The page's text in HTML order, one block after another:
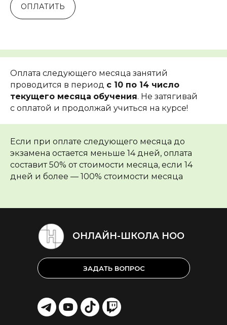
ОПЛАТИТЬ
Оплата следующего месяца занятий
проводится в период с 10 по 14 число
текущего месяца обучения. Не затягивай
с оплатой и продолжай учиться на курсе!
Если при оплате следующего месяца до
экзамена остается меньше 14 дней, оплата
составит 50% от стоимости месяца, если 14
дней и более — 100% стоимости месяца
ОНЛАЙН-ШКОЛА НОО
LET'S
GO!
LET'S
GO!
LET'S
GO!
LET'S
GO!
ЗАДАТЬ ВОПРОС